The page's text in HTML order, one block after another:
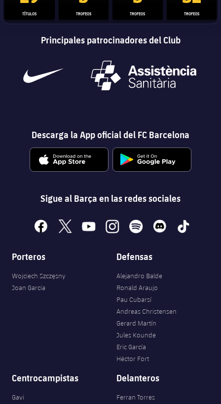
TÍTULOS TROFEOS TROFEOS TROFEOS
Principales patrocinadores del Club
Descarga la App oficial del FC Barcelona
Sigue al Barça en las redes sociales
facebook
x youtubeinstagramspotify discord tiktok
Porteros
Wojciech Szczęsny
Joan Garcia
Defensas
Alejandro Balde
Ronald Araujo
Pau Cubarsí
Andreas Christensen
Gerard Martín
Jules Kounde
Eric García
Héctor Fort
Centrocampistas
Gavi
Delanteros
Ferran Torres